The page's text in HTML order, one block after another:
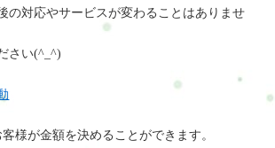
の対応やサービスが変わることはありませ
さい(^_^)
様が金額を決めることができます。